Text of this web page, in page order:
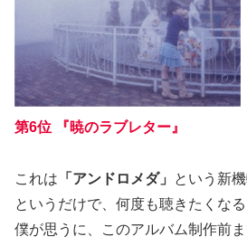
第6位 『暁のラブレター』
これは 「アンドロメダ」
という新
というだけで、何度も聴きたくなる
僕が思うに、このアルバム制作前